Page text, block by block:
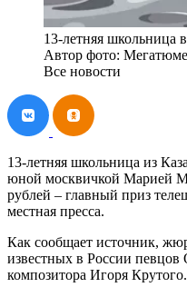
13-летняя школьница
Автор фото:
Все новости
13-летняя школьница из
юной москвичкой Марией
рублей – главный приз
местная пресса.
Как сообщает источник,
известных в России певцов
композитора Игоря Крутого.